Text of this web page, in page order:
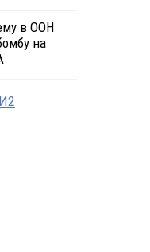
в ООН
на